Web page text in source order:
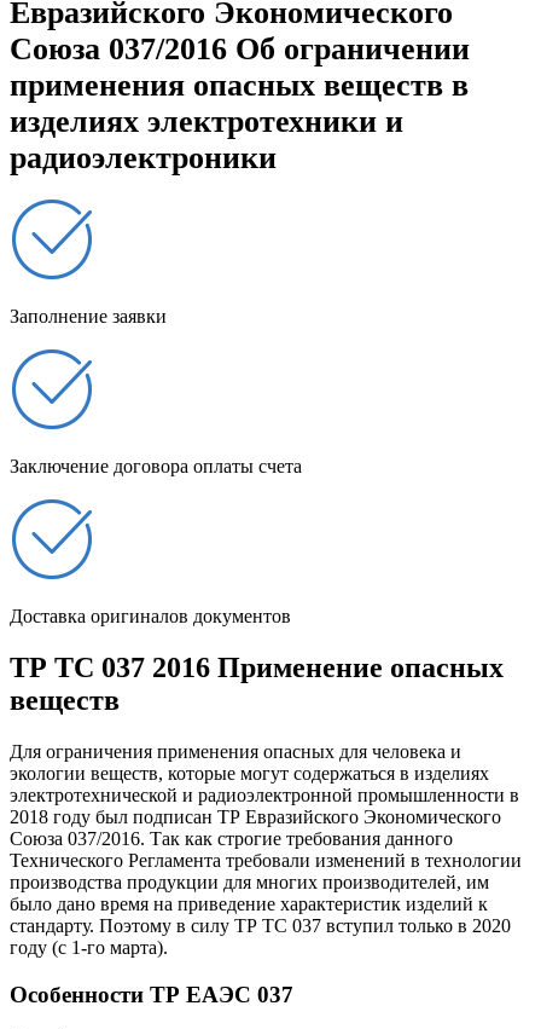
Евразийского Экономического
Союза 037/2016 Об ограничении
применения опасных веществ в
изделиях электротехники и
радиоэлектроники
Заполнение заявки
Заключение договора оплаты счета
Доставка оригиналов документов
ТР ТС 037 2016 Применение опасных
веществ
Для ограничения применения опасных для человека и
экологии веществ, которые могут содержаться в изделиях
электротехнической и радиоэлектронной промышленности в
2018 году был подписан ТР Евразийского Экономического
Союза 037/2016. Так как строгие требования данного
Технического Регламента требовали изменений в технологии
производства продукции для многих производителей, им
было дано время на приведение характеристик изделий к
стандарту. Поэтому в силу ТР ТС 037 вступил только в 2020
году (с 1-го марта).
Особенности ТР ЕАЭС 037